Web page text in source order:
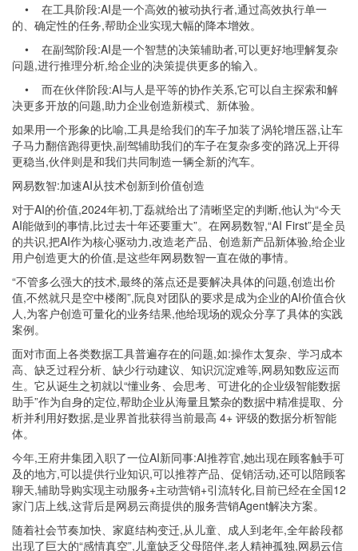
• 在工具阶段:AI是一个高效的被动执行者,通过高效执行单一
的、确定性的任务,帮助企业实现大幅的降本增效。
• 在副驾阶段:AI是一个智慧的决策辅助者,可以更好地理解复杂
问题,进行推理分析,给企业的决策提供更多的输入。
• 而在伙伴阶段:AI与人是平等的协作关系,它可以自主探索和解
决更多开放的问题,助力企业创造新模式、新体验。
如果用一个形象的比喻,工具是给我们的车子加装了涡轮增压器,让车
子马力翻倍跑得更快,副驾辅助我们的车子在复杂多变的路况上开得
更稳当,伙伴则是和我们共同制造一辆全新的汽车。
网易数智:加速AI从技术创新到价值创造
对于AI的价值,2024年初,丁磊就给出了清晰坚定的判断,他认为“今天
AI能做到的事情,比过去十年还要重大”。在网易数智,“AI First”是全员
的共识,把AI作为核心驱动力,改造老产品、创造新产品新体验,给企业
用户创造更大的价值,是这些年网易数智一直在做的事情。
“不管多么强大的技术,最终的落点还是要解决具体的问题,创造出价
值,不然就只是空中楼阁”,阮良对团队的要求是成为企业的AI价值合伙
人,为客户创造可量化的业务结果,他给现场的观众分享了具体的实践
案例。
面对市面上各类数据工具普遍存在的问题,如:操作太复杂、学习成本
高、缺乏过程分析、缺少行动建议、知识沉淀难等,网易知数应运而
生。它从诞生之初就以“懂业务、会思考、可进化的企业级智能数据
助手”作为自身的定位,帮助企业从海量且繁杂的数据中精准提取、分
析并利用好数据,是业界首批获得当前最高 4+ 评级的数据分析智能
体。
今年,王府井集团入职了一位AI新同事:AI推荐官,她出现在顾客触手可
及的地方,可以提供行业知识,可以推荐产品、促销活动,还可以陪顾客
聊天,辅助导购实现主动服务+主动营销+引流转化,目前已经在全国12
家门店上线,这背后是网易云商提供的服务营销Agent解决方案。
随着社会节奏加快、家庭结构变迁,从儿童、成人到老年,全年龄段都
出现了巨大的“感情真空”,儿童缺乏父母陪伴,老人精神孤独,网易云信